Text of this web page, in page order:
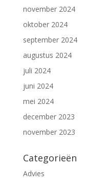
november 2024
oktober 2024
september 2024
augustus 2024
juli 2024
juni 2024
mei 2024
december 2023
november 2023
Categorieën
Advies